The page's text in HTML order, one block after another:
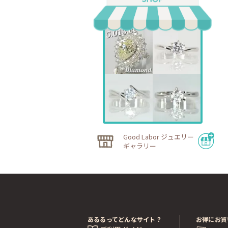
Good Labor ジュエリー
ギャラリー
あるるってどんなサイト？ お得にお